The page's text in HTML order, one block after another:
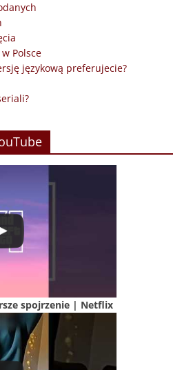
Polsce
językową preferujecie?
spojrzenie | Netflix